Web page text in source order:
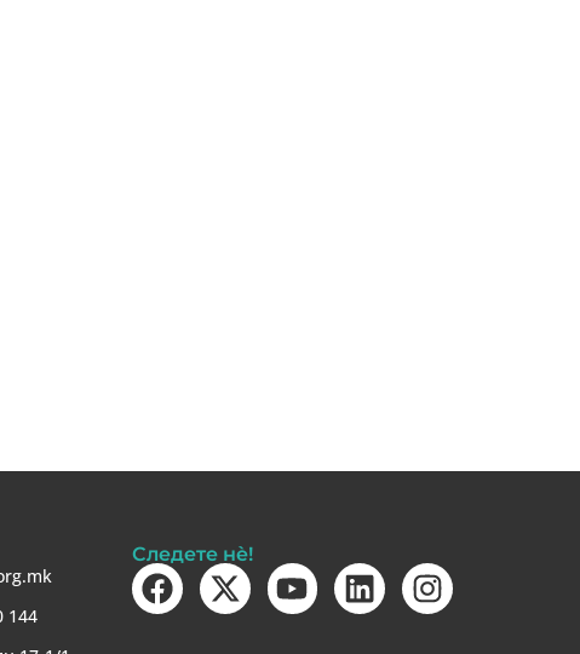
144
Следете нè!